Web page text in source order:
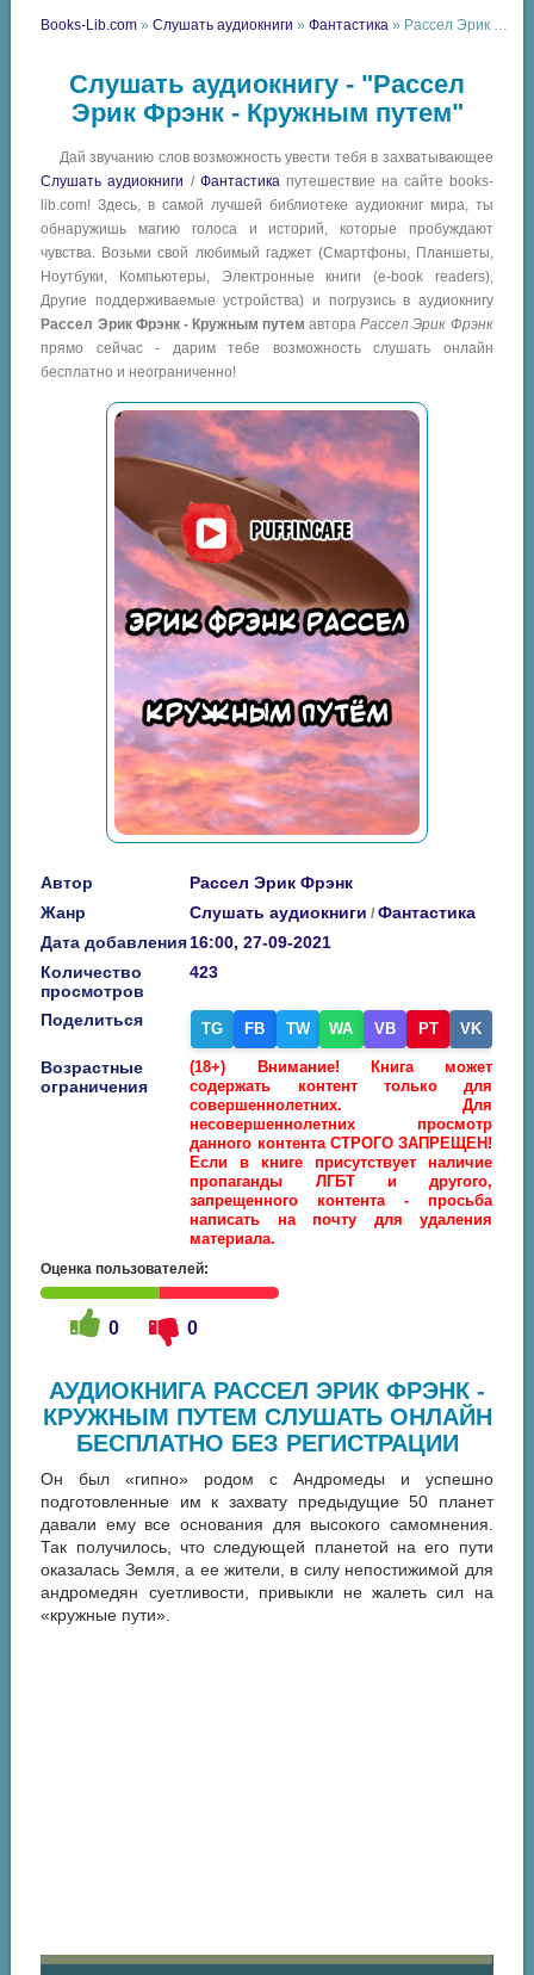
Books-Lib.com »Слушать аудиокниги »Фантастика » Рассел Эрик Фрэнк - Кружным путем
Слушать аудиокнигу - "Рассел
Эрик Фрэнк - Кружным путем"
Дай звучанию слов возможность увести тебя в захватывающее
Слушать аудиокниги / Фантастикапутешествие на сайте books-
lib.com! Здесь, в самой лучшей библиотеке аудиокниг мира, ты
обнаружишь магию голоса и историй, которые пробуждают
чувства. Возьми свой любимый гаджет (Смартфоны, Планшеты,
Ноутбуки, Компьютеры, Электронные книги (e-book readers),
Другие поддерживаемые устройства) и погрузись в аудиокнигу
Рассел Эрик Фрэнк - Кружным путем автораРассел Эрик Фрэнк
прямо сейчас - дарим тебе возможность слушать онлайн
бесплатно и неограниченно!
Автор
Рассел Эрик Фрэнк
Жанр
Слушать аудиокниги /Фантастика
Дата добавления16:00, 27-09-2021
Количество
просмотров
423
Поделиться TG FB TW WA VB PT VK
Возрастные
ограничения
(18+) Внимание! Книга может
содержать контент только для
совершеннолетних. Для
несовершеннолетних просмотр
данного контента СТРОГО ЗАПРЕЩЕН!
Если в книге присутствует наличие
пропаганды ЛГБТ и другого,
запрещенного контента - просьба
написать на почту для удаления
материала.
Оценка пользователей:
0 0
АУДИОКНИГА РАССЕЛ ЭРИК ФРЭНК -
КРУЖНЫМ ПУТЕМ СЛУШАТЬ ОНЛАЙН
БЕСПЛАТНО БЕЗ РЕГИСТРАЦИИ
Он был «гипно» родом с Андромеды и успешно
подготовленные им к захвату предыдущие 50 планет
давали ему все основания для высокого самомнения.
Так получилось, что следующей планетой на его пути
оказалась Земля, а ее жители, в силу непостижимой для
андромедян суетливости, привыкли не жалеть сил на
«кружные пути».